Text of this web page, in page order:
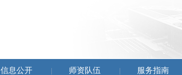
信息公开 师资队伍 服务指南